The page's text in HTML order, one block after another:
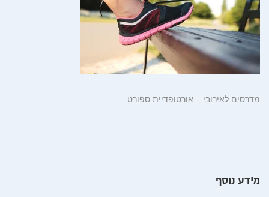
מדרסים לאירובי – אורטופדיית ספורט
מידע נוסף